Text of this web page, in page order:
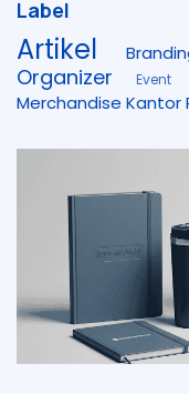
Label
Artikel
Organizer
Event
Merchandise Kantor